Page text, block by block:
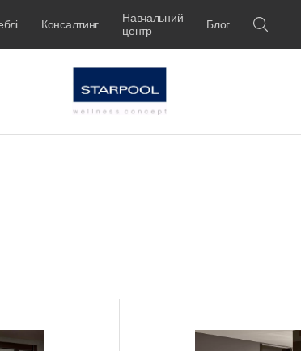
Консалтинг
Навчальний
центр
Блог